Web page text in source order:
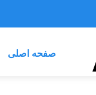
صفحه اصلی